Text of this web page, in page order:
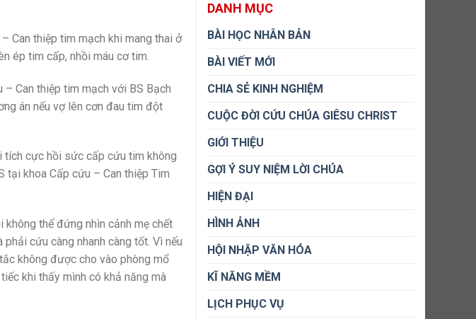
Can thiệp tim mạch khi mang thai ở
ép tim cấp, nhồi máu cơ tim.
– Can thiệp tim mạch với BS Bạch
án nếu vợ lên cơn đau tim đột
tích cực hồi sức cấp cứu tim không
tại khoa Cấp cứu – Can thiệp Tim
thể đứng nhìn cảnh mẹ chết
cứu càng nhanh càng tốt. Vì nếu
không được cho vào phòng mổ
khi thấy mình có khả năng mà
DANH MỤC
BÀI HỌC NHÂN BẢN
BÀI VIẾT MỚI
CHIA SẺ KINH NGHIỆM
CUỘC ĐỜI CỨU CHÚA GIÊSU CHRIST
GIỚI THIỆU
GỢI Ý SUY NIỆM LỜI CHÚA
HIỆN ĐẠI
HÌNH ẢNH
HỘI NHẬP VĂN HÓA
KĨ NĂNG MỀM
LỊCH PHỤC VỤ